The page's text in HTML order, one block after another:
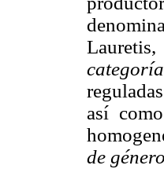
Lauretis,
así
de